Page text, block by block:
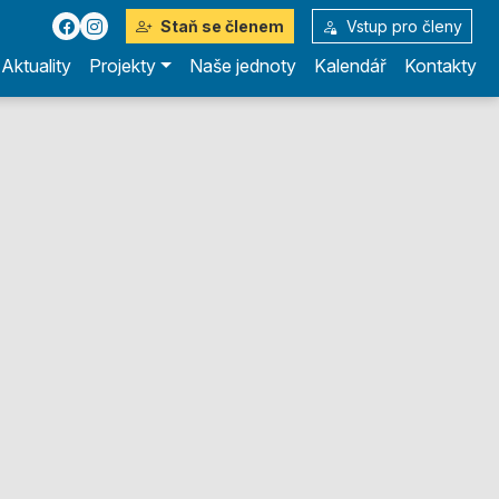
Staň se členem Vstup pro členy
Aktuality Projekty Naše jednoty Kalendář Kontakty